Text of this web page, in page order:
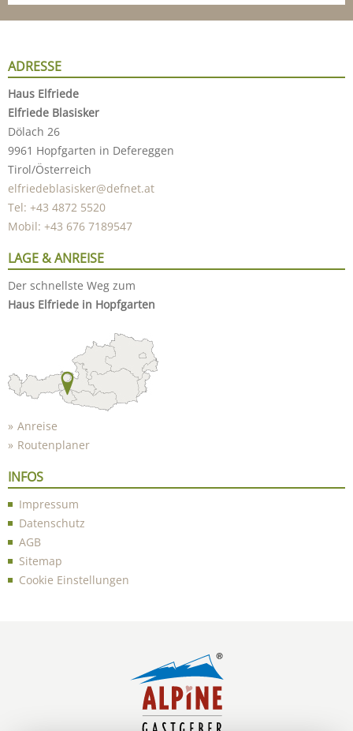
ADRESSE
Haus Elfriede
Elfriede Blasisker
Dölach 26
9961 Hopfgarten in Defereggen
Tirol/Österreich
elfriedeblasisker@defnet.at
Tel: +43 4872 5520
Mobil: +43 676 7189547
LAGE & ANREISE
Der schnellste Weg zum
Haus Elfriede in Hopfgarten
Anreise
Routenplaner
INFOS
Impressum
Datenschutz
AGB
Sitemap
Cookie Einstellungen